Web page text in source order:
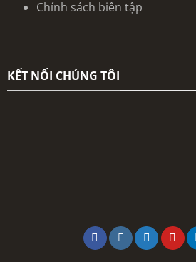
Chính sách biên tập
KẾT NỐI CHÚNG TÔI